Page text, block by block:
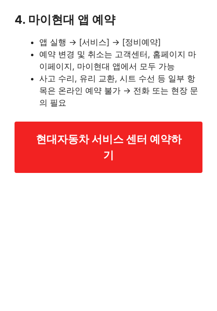
4. 마이현대 앱 예약
앱 실행 → [서비스] → [정비예약]
예약 변경 및 취소는 고객센터, 홈페이지 마
이페이지, 마이현대 앱에서 모두 가능
사고 수리, 유리 교환, 시트 수선 등 일부 항
목은 온라인 예약 불가 → 전화 또는 현장 문
의 필요
현대자동차 서비스 센터 예약하
기